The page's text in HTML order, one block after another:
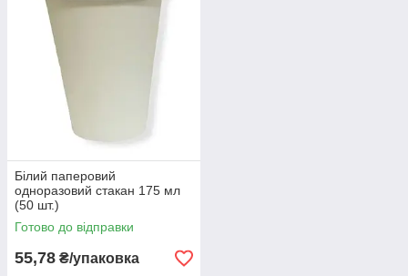
Білий паперовий
одноразовий стакан 175 мл
(50 шт.)
Готово до відправки
55,78 ₴/упаковка